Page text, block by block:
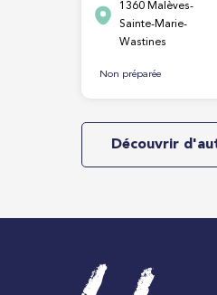
1360 Malèves-
Sainte-Marie-
Wastines
Non préparée
Découvrir